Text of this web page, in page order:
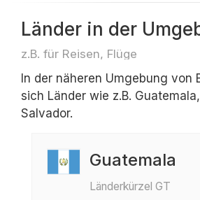
Länder in der
z.B. für Reisen, Flüge
In der näheren Umgebung von
sich Länder wie z.B.
Salvador.
Guatemala
Länderkürzel GT